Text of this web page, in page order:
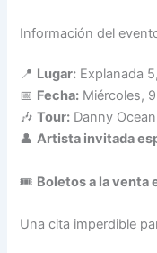
Información del
📍 Lugar: Explanada
📅 Fecha: Miércoles,
🎶Tour: Danny
👤Artista invitada
🎟️ Boletos a la venta
Una cita imperdible